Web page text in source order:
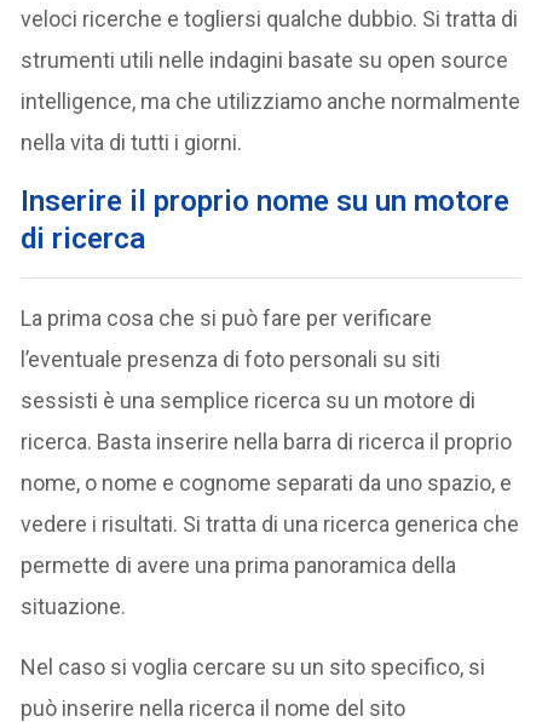
veloci ricerche e togliersi qualche dubbio. Si tratta di
strumenti utili nelle indagini basate su open source
intelligence, ma che utilizziamo anche normalmente
nella vita di tutti i giorni.
Inserire il proprio nome su un motore
di ricerca
La prima cosa che si può fare per verificare
l’eventuale presenza di foto personali su siti
sessisti è una semplice ricerca su un motore di
ricerca. Basta inserire nella barra di ricerca il proprio
nome, o nome e cognome separati da uno spazio, e
vedere i risultati. Si tratta di una ricerca generica che
permette di avere una prima panoramica della
situazione.
Nel caso si voglia cercare su un sito specifico, si
può inserire nella ricerca il nome del sito